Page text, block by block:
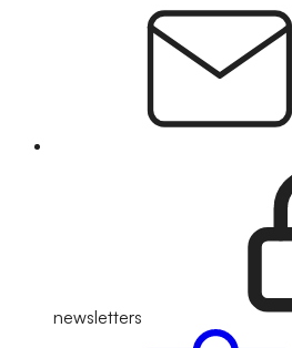
newsletters